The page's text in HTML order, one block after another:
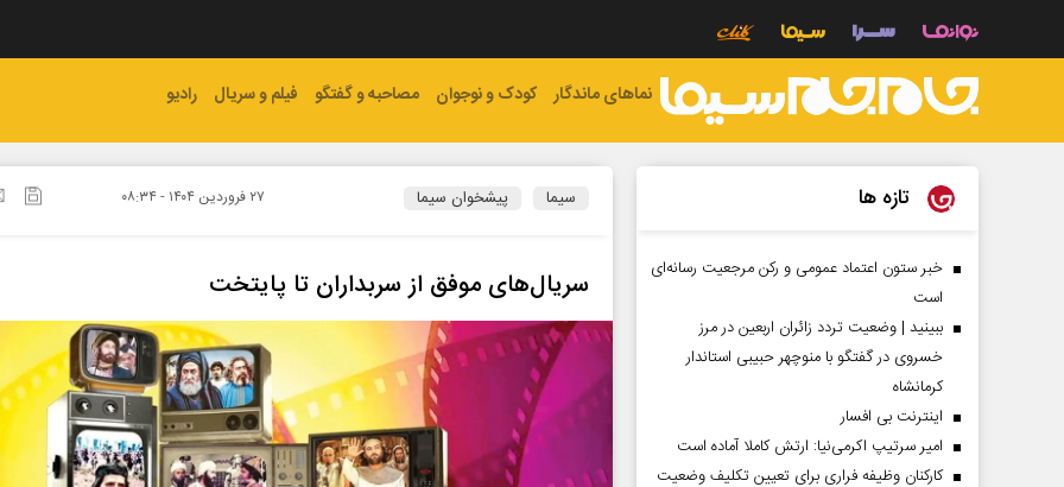
نماهای ماندگار کودک و نوجوان مصاحبه و گفتگو فیلم و سریال رادیو
سیما پیشخوان سیما ۲۷ فروردين ۱۴۰۴ - ۰۸:۳۴
سریال‌های موفق از سربداران تا پایتخت
تازه ها
خبر ستون اعتماد عمومی و رکن مرجعیت رسانه‌ای
است
ببینید | وضعیت تردد زائران اربعین در مرز
خسروی در گفتگو با منوچهر حبیبی استاندار
کرمانشاه
اینترنت بی افسار
امیر سرتیپ اکرمی‌نیا: ارتش کاملا آماده است
کارکنان وظیفه فراری برای تعیین تکلیف وضعیت